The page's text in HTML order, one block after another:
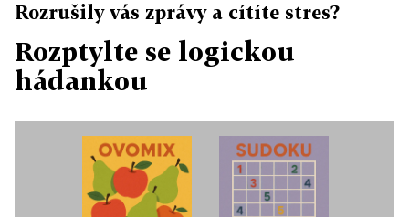
Rozrušily vás zprávy a cítíte stres?
Rozptylte se logickou
hádankou